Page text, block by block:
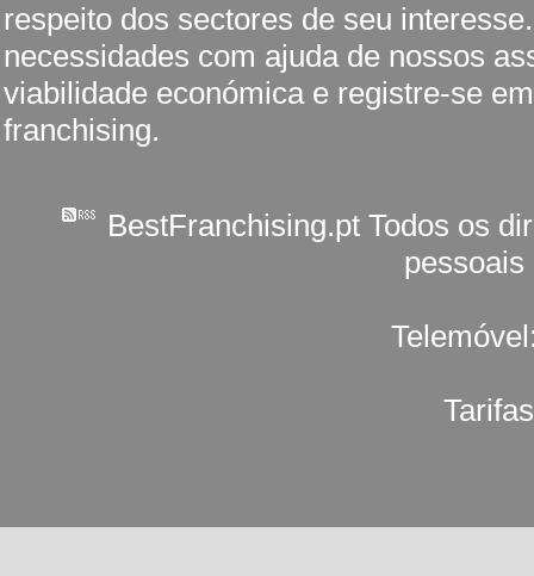
respeito dos sectores de seu
necessidades com ajuda de nossos
viabilidade económica e registre-se
franchising.
BestFranchising.pt Todos os
pessoais